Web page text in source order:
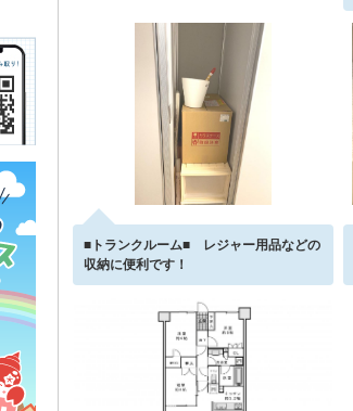
■トランクルーム■ レジャー用品などの
収納に便利です！